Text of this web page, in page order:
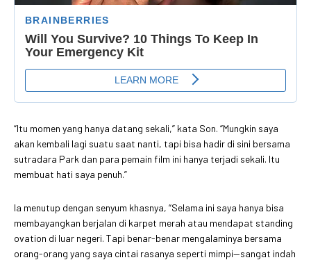
“Itu momen yang hanya datang sekali,” kata Son. “Mungkin saya
akan kembali lagi suatu saat nanti, tapi bisa hadir di sini bersama
sutradara Park dan para pemain film ini hanya terjadi sekali. Itu
membuat hati saya penuh.”
Ia menutup dengan senyum khasnya, “Selama ini saya hanya bisa
membayangkan berjalan di karpet merah atau mendapat standing
ovation di luar negeri. Tapi benar-benar mengalaminya bersama
orang-orang yang saya cintai rasanya seperti mimpi—sangat indah